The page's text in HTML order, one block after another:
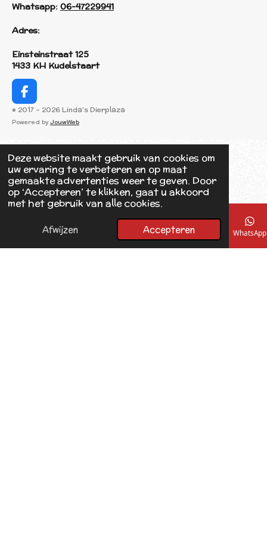
Deze website maakt gebruik van cookies om
uw ervaring te verbeteren en op maat
gemaakte advertenties weer te geven. Door
op ‘Accepteren’ te klikken, gaat u akkoord
met het gebruik van alle cookies.
Afwijzen Accepteren
Whatsapp: 06-47229941
Adres:
Einsteinstraat 125
1433 KH Kudelstaart
F
a
c
b
o
k
© 2017 - 2026 Linda's Dierplaza
Powered by JouwWeb
E-mailadres Telefoonnummer Kaart Facebook WhatsApp